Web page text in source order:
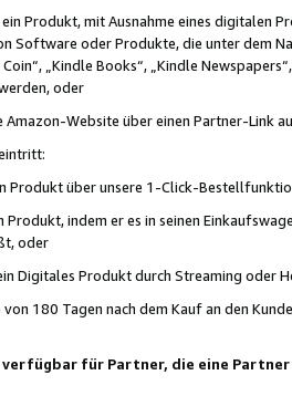
Produkt, mit Ausnahme eines digitalen
Software oder Produkte, die unter dem
„Kindle Books“, „Kindle
oder
Website über einen Partner-Link
Produkt über unsere 1-Click-
indem er es in seinen
oder
Digitales Produkt durch Streaming oder
180 Tagen nach dem Kauf an den
für Partner, die eine